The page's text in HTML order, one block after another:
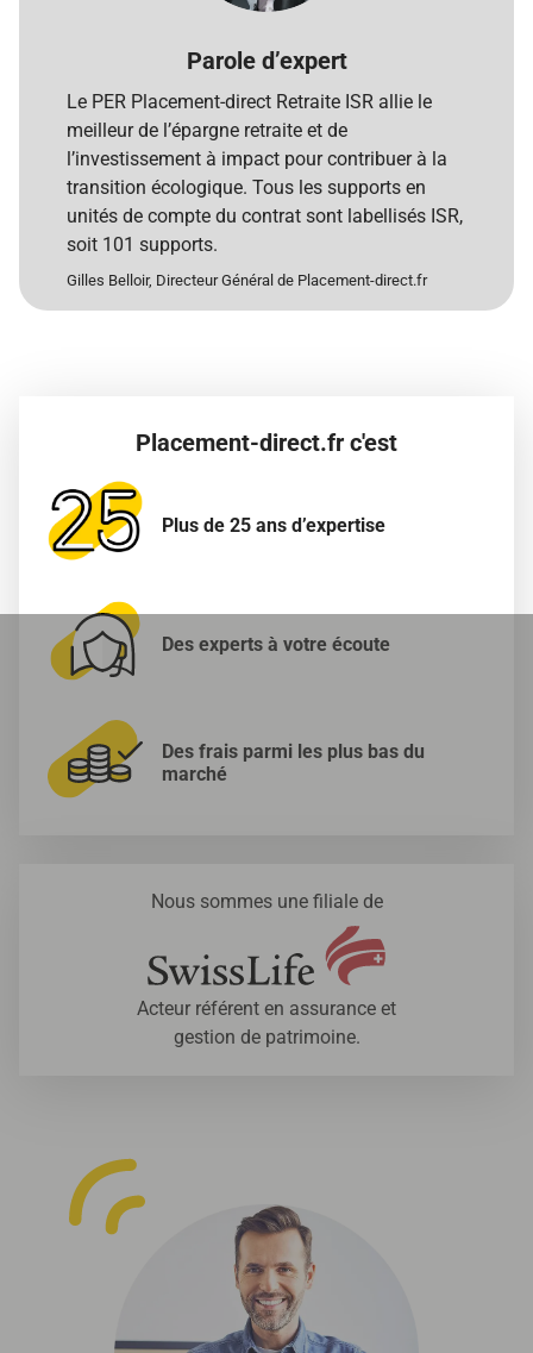
Parole d’expert
Le PER Placement-direct Retraite ISR allie le
meilleur de l’épargne retraite et de
l’investissement à impact pour contribuer à la
transition écologique. Tous les supports en
unités de compte du contrat sont labellisés ISR,
soit 101 supports.
Gilles Belloir, Directeur Général de Placement-direct.fr
Placement-direct.fr c'est
Plus de 25 ans d’expertise
Des experts à votre écoute
Des frais parmi les plus bas du
marché
Nous sommes une filiale de
Acteur référent en assurance et
gestion de patrimoine.